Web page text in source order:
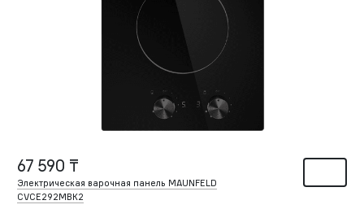
67 590 ₸
Электрическая варочная панель MAUNFELD
CVCE292MBK2